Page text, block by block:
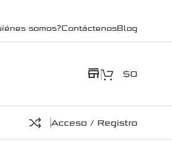
somos?ContáctenosBlog
store $0
Acceso / Registro